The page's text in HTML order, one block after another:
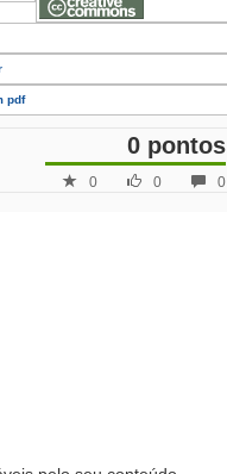
pdf
0 pontos
0
0
0